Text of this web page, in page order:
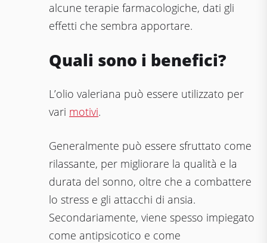
alcune terapie farmacologiche, dati gli
effetti che sembra apportare.
Quali sono i benefici?
L’olio valeriana può essere utilizzato per
vari motivi.
Generalmente può essere sfruttato come
rilassante, per migliorare la qualità e la
durata del sonno, oltre che a combattere
lo stress e gli attacchi di ansia.
Secondariamente, viene spesso impiegato
come antipsicotico e come